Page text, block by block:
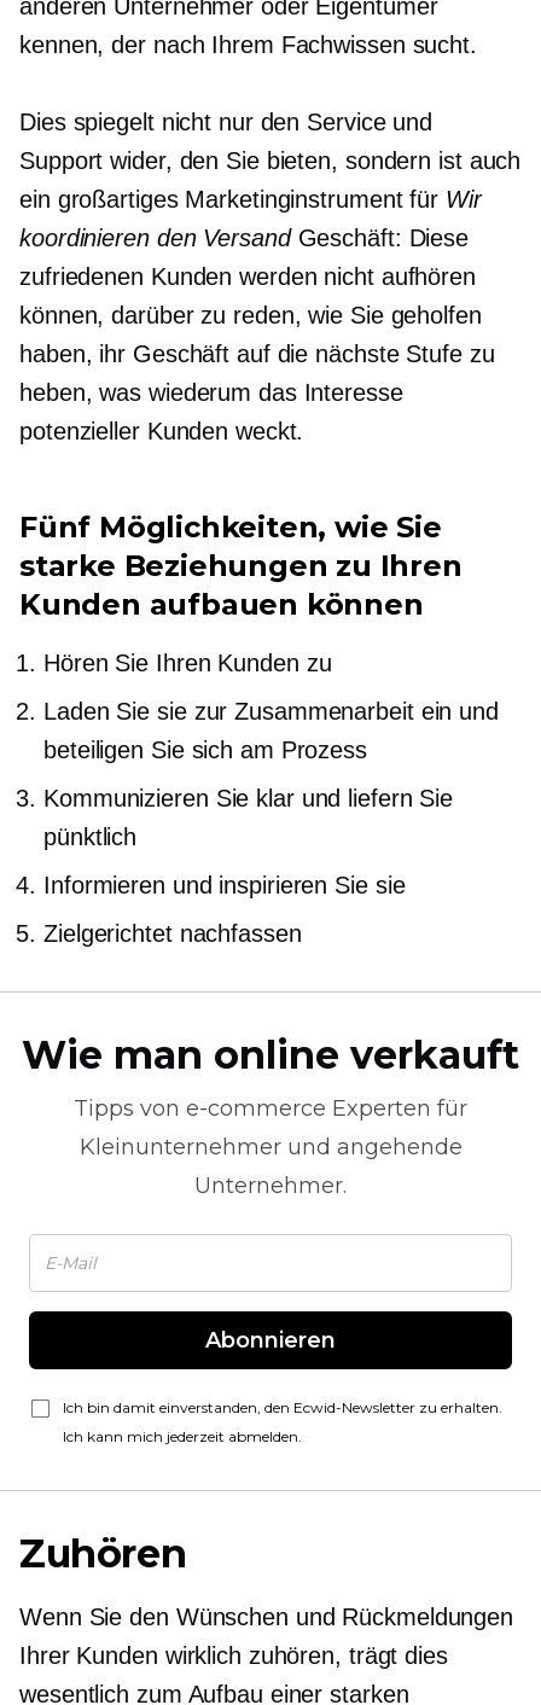
anderen Unternehmer oder Eigentümer
kennen, der nach Ihrem Fachwissen sucht.
Dies spiegelt nicht nur den Service und
Support wider, den Sie bieten, sondern ist auch
ein großartiges Marketinginstrument für Wir
koordinieren den VersandGeschäft: Diese
zufriedenen Kunden werden nicht aufhören
können, darüber zu reden, wie Sie geholfen
haben, ihr Geschäft auf die nächste Stufe zu
heben, was wiederum das Interesse
potenzieller Kunden weckt.
Fünf Möglichkeiten, wie Sie
starke Beziehungen zu Ihren
Kunden aufbauen können
Hören Sie Ihren Kunden zu
Laden Sie sie zur Zusammenarbeit ein und
beteiligen Sie sich am Prozess
Kommunizieren Sie klar und liefern Sie
pünktlich
Informieren und inspirieren Sie sie
Zielgerichtet nachfassen
Wie man online verkauft
Tipps von e-commerce Experten für
Kleinunternehmer und angehende
Unternehmer.
Abonnieren
Ich bin damit einverstanden, den Ecwid-Newsletter zu erhalten.
Ich kann mich jederzeit abmelden.
Zuhören
Wenn Sie den Wünschen und Rückmeldungen
Ihrer Kunden wirklich zuhören, trägt dies
wesentlich zum Aufbau einer starken